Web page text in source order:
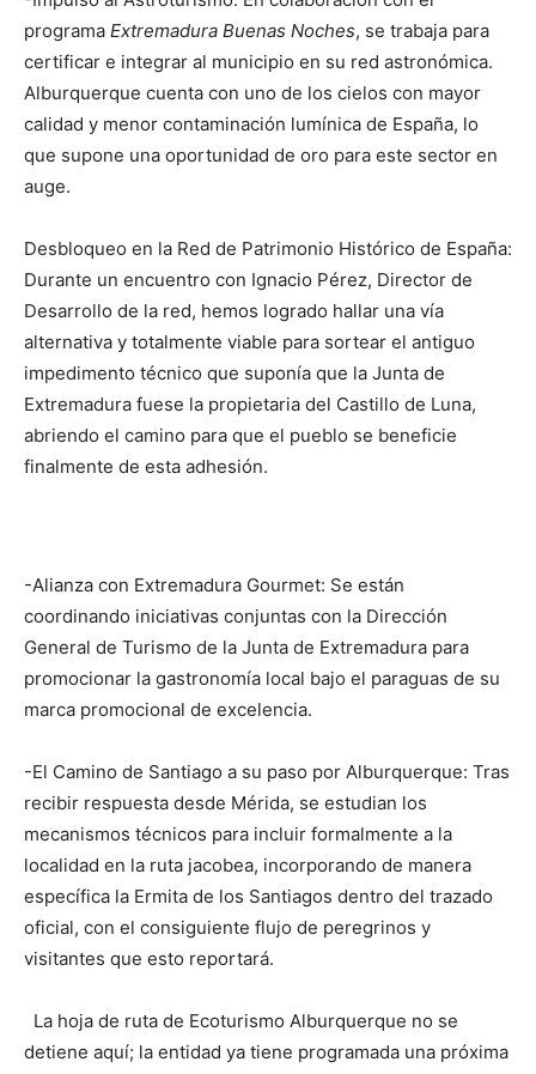
programa Extremadura Buenas Noches, se trabaja para
certificar e integrar al municipio en su red astronómica.
Alburquerque cuenta con uno de los cielos con mayor
calidad y menor contaminación lumínica de España, lo
que supone una oportunidad de oro para este sector en
auge.
Desbloqueo en la Red de Patrimonio Histórico de España:
Durante un encuentro con Ignacio Pérez, Director de
Desarrollo de la red, hemos logrado hallar una vía
alternativa y totalmente viable para sortear el antiguo
impedimento técnico que suponía que la Junta de
Extremadura fuese la propietaria del Castillo de Luna,
abriendo el camino para que el pueblo se beneficie
finalmente de esta adhesión.
-Alianza con Extremadura Gourmet: Se están
coordinando iniciativas conjuntas con la Dirección
General de Turismo de la Junta de Extremadura para
promocionar la gastronomía local bajo el paraguas de su
marca promocional de excelencia.
-El Camino de Santiago a su paso por Alburquerque: Tras
recibir respuesta desde Mérida, se estudian los
mecanismos técnicos para incluir formalmente a la
localidad en la ruta jacobea, incorporando de manera
específica la Ermita de los Santiagos dentro del trazado
oficial, con el consiguiente flujo de peregrinos y
visitantes que esto reportará.
La hoja de ruta de Ecoturismo Alburquerque no se
detiene aquí; la entidad ya tiene programada una próxima